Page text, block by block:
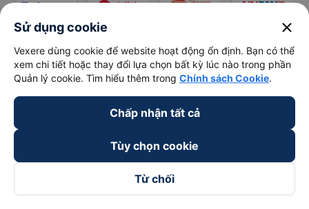
Sử dụng cookie close
Vexere dùng cookie để website hoạt động ổn định. Bạn có thể
xem chi tiết hoặc thay đổi lựa chọn bất kỳ lúc nào trong phần
Quản lý cookie. Tìm hiểu thêm trong Chính sách Cookie.
Chấp nhận tất cả
Tùy chọn cookie
Từ chối